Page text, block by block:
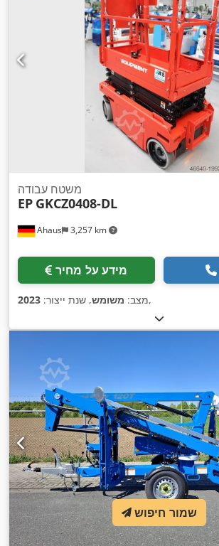
Ahaus 3,257 km
משטח עבודה
EP GKCZ0408-DL
מידע על מחיר
מצב: משומש, שנת ייצור: 2023 ,
שמור חיפוש